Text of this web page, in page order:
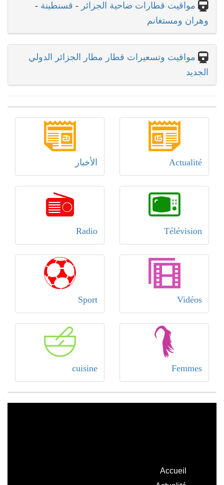
مواقيت قطارات ضاحية الجزائر - قسنطينة -
وهران ومستغانم
مواقيت وتسعيرات قطار مطار الجزائر الدولي
الجديد
Actualité الأخبار
Télévision
Radio
Vidéos
Sport
Femmes
cuisine
Accueil